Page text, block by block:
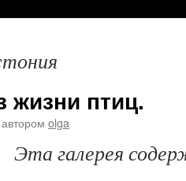
жизни птиц.
автором olga
Эта галерея